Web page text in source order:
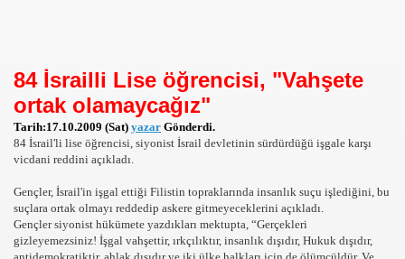
84 İsrailli Lise öğrencisi, "Vahşete
ortak olamaycağız"
Tarih:17.10.2009 (Sat) yazar Gönderdi.
84 İsrail'li lise öğrencisi, siyonist İsrail devletinin sürdürdüğü işgale karşı
vicdani reddini açıkladı.
Gençler, İsrail'in işgal ettiği Filistin topraklarında insanlık suçu işlediğini, bu
suçlara ortak olmayı reddedip askere gitmeyeceklerini açıkladı.
Gençler siyonist hükümete yazdıkları mektupta, “Gerçekleri
gizleyemezsiniz! İşgal vahşettir, ırkçılıktır, insanlık dışıdır, Hukuk dışıdır,
- HİDROJEN ENERJİ MRK *NASIL ENGELLENDİ* !!!
-Engellenen Mühendis !!!